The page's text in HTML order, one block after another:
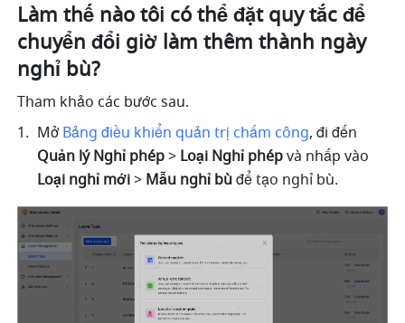
Làm thế nào tôi có thể đặt quy tắc để
chuyển đổi giờ làm thêm thành ngày
nghỉ bù?
Tham khảo các bước sau.
Mở Bảng điều khiển quản trị chấm công
Quản lý Nghỉ phép > Loại Nghỉ phép
Loại nghỉ mới > Mẫu nghỉ bù để tạo nghỉ bù.